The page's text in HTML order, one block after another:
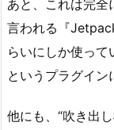
あと、これは完全
言われる『
らいにしか使っ
というプラグイン
他にも、“吹き出